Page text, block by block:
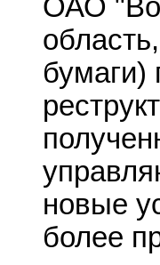
ОАО
бумаги)
новые
более